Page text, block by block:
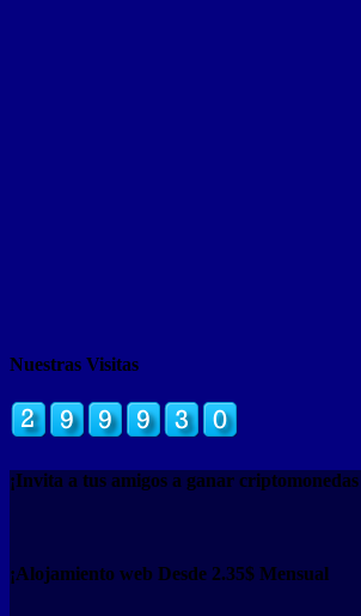
Nuestras Visitas
¡Invita a tus amigos a ganar
¡Alojamiento web Desde 2.35$ Mensual